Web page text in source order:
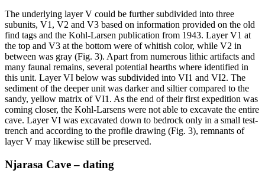
The underlying layer V could be further subdivided into three
subunits, V1, V2 and V3 based on information provided on the old
find tags and the Kohl-Larsen publication from 1943. Layer V1 at
the top and V3 at the bottom were of whitish color, while V2 in
between was gray (Fig. 3). Apart from numerous lithic artifacts and
many faunal remains, several potential hearths where identified in
this unit. Layer VI below was subdivided into VI1 and VI2. The
sediment of the deeper unit was darker and siltier compared to the
sandy, yellow matrix of VI1. As the end of their first expedition was
coming closer, the Kohl-Larsens were not able to excavate the entire
cave. Layer VI was excavated down to bedrock only in a small test-
trench and according to the profile drawing (Fig. 3), remnants of
layer V may likewise still be preserved.
Njarasa Cave – dating